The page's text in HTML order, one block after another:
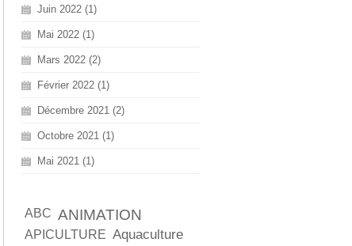
Juin 2022 (1)
Mai 2022 (1)
Mars 2022 (2)
Février 2022 (1)
Décembre 2021 (2)
Octobre 2021 (1)
Mai 2021 (1)
ABC ANIMATION
APICULTURE Aquaculture